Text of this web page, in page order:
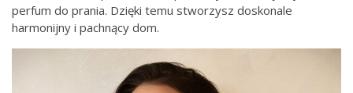
perfum do prania. Dzięki temu stworzysz doskonale
harmonijny i pachnący dom.